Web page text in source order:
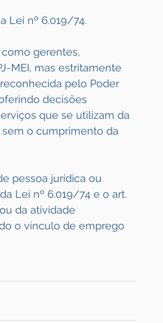
Lei nº 6.019/74.
gerentes,
MEI, mas estritamente
pelo Poder
decisões
que se utilizam da
o cumprimento da
pessoa jurídica ou
Lei nº 6.019/74 e o art.
da atividade
o vínculo de emprego